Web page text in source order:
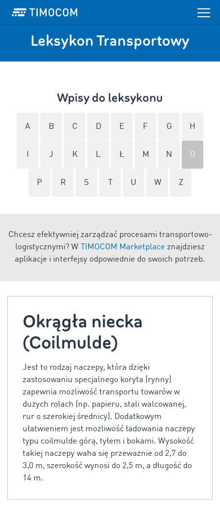
Leksykon Transportowy
Wpisy do leksykonu
A B C D E F G H
J K L Ł M N O
P R S U W Z
Chcesz efektywniej zarządzać procesami transportowo-
logistycznymi? W
TIMOCOM Marketplace znajdziesz
aplikacje i interfejsy odpowiednie do swoich potrzeb.
Okrągła niecka
(Coilmulde)
Jest to rodzaj naczepy, która dzięki
zastosowaniu specjalnego koryta (rynny)
zapewnia możliwość transportu towarów w
dużych rolach (np. papieru, stali walcowanej,
rur o szerokiej średnicy). Dodatkowym
ułatwieniem jest możliwość ładowania naczepy
typu coilmulde górą, tyłem i bokami. Wysokość
takiej naczepy waha się przeważnie od 2,7 do
3,0 m, szerokość wynosi do 2,5 m, a długość do
14 m.